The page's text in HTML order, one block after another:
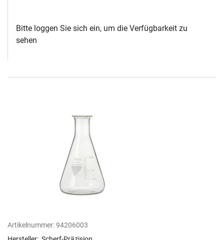
Bitte loggen Sie sich ein, um die Verfügbarkeit zu
sehen
Artikelnummer:94206003